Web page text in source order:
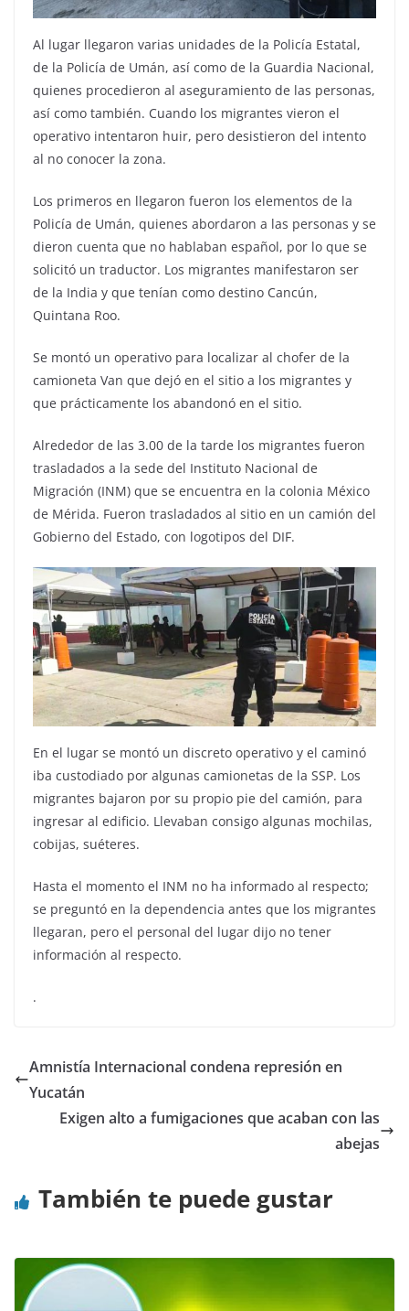
Al lugar llegaron varias unidades de la Policía Estatal,
de la Policía de Umán, así como de la Guardia Nacional,
quienes procedieron al aseguramiento de las personas,
así como también. Cuando los migrantes vieron el
operativo intentaron huir, pero desistieron del intento
al no conocer la zona.
Los primeros en llegaron fueron los elementos de la
Policía de Umán, quienes abordaron a las personas y se
dieron cuenta que no hablaban español, por lo que se
solicitó un traductor. Los migrantes manifestaron ser
de la India y que tenían como destino Cancún,
Quintana Roo.
Se montó un operativo para localizar al chofer de la
camioneta Van que dejó en el sitio a los migrantes y
que prácticamente los abandonó en el sitio.
Alrededor de las 3.00 de la tarde los migrantes fueron
trasladados a la sede del Instituto Nacional de
Migración (INM) que se encuentra en la colonia México
de Mérida. Fueron trasladados al sitio en un camión del
Gobierno del Estado, con logotipos del DIF.
En el lugar se montó un discreto operativo y el caminó
iba custodiado por algunas camionetas de la SSP. Los
migrantes bajaron por su propio pie del camión, para
ingresar al edificio. Llevaban consigo algunas mochilas,
cobijas, suéteres.
Hasta el momento el INM no ha informado al respecto;
se preguntó en la dependencia antes que los migrantes
llegaran, pero el personal del lugar dijo no tener
información al respecto.
.
Amnistía Internacional condena represión en
Yucatán
Exigen alto a fumigaciones que acaban con las
abejas
También te puede gustar